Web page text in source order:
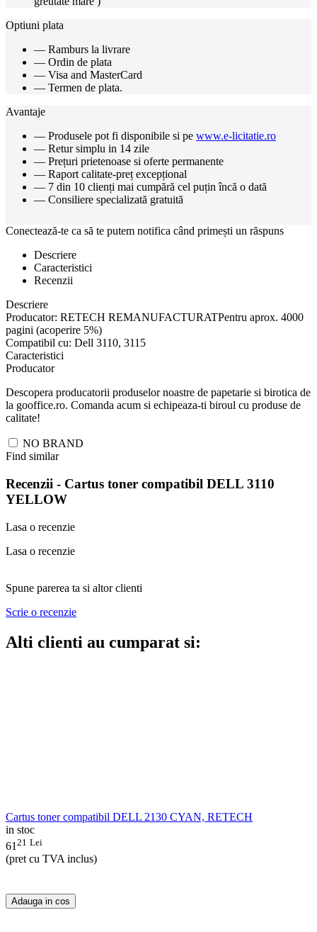
Optiuni plata
— Ramburs la livrare
— Ordin de plata
— Visa and MasterCard
— Termen de plata.
Avantaje
— Produsele pot fi disponibile si pe www.e-licitatie.ro
— Retur simplu in 14 zile
— Prețuri prietenoase si oferte permanente
— Raport calitate-preț excepțional
— 7 din 10 clienți mai cumpără cel puțin încă o dată
— Consiliere specializată gratuită
Conectează-te ca să te putem notifica când primești un răspuns
Descriere
Caracteristici
Recenzii
Descriere
Producator: RETECH REMANUFACTURATPentru aprox. 4000
pagini (acoperire 5%)
Compatibil cu: Dell 3110, 3115
Caracteristici
Producator
Descopera producatorii produselor noastre de papetarie si birotica de
la gooffice.ro. Comanda acum si echipeaza-ti biroul cu produse de
calitate!
NO BRAND
Find similar
Recenzii - Cartus toner compatibil DELL 3110
YELLOW
Lasa o recenzie
Lasa o recenzie
Spune parerea ta si altor clienti
Scrie o recenzie
Alti clienti au cumparat si:
Cartus toner compatibil DELL 2130 CYAN, RETECH
in stoc
61 21 Lei
(pret cu TVA inclus)
Adauga in cos